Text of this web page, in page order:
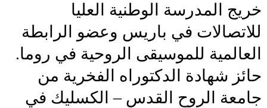
خريج المدرسة الوطنية العليا
للاتصالات في باريس وعضو الرابطة
العالمية للموسيقى الروحية في روما.
حائز شهادة الدكتوراه الفخرية من
جامعة الروح القدس – الكسليك في